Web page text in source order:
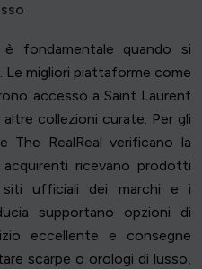
fondamentale quando si
Le migliori piattaforme come
accesso a Saint Laurent
collezioni curate. Per gli
The RealReal verificano la
ricevano prodotti
ufficiali dei marchi e i
supportano opzioni di
eccellente e consegne
scarpe o orologi di lusso,